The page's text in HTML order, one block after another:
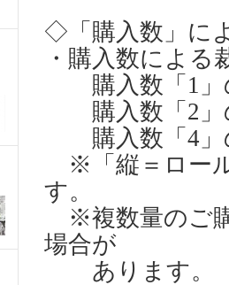
◇「購入数」に
・購入数による
購入数「1」
購入数「2」
購入数「4」
※「縦＝ロー
す。
※複数量のご
場合が
あります。